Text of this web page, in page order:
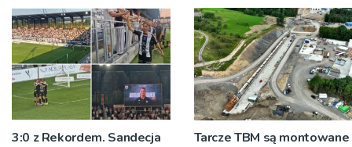
dźgnięcia 31-letniego
mężczyzny
3:0 z Rekordem. Sandecja
Tarcze TBM są montowane